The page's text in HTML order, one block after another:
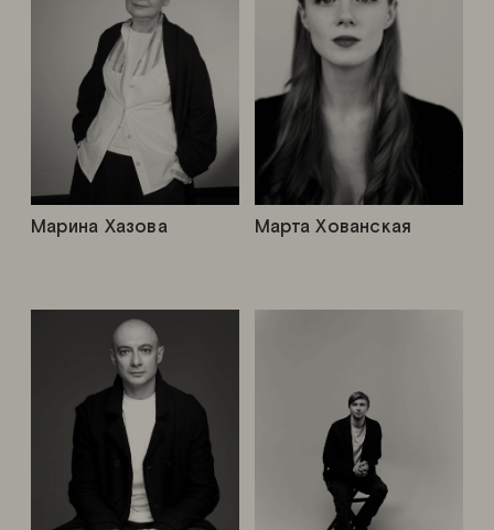
Марина Хазова Марта Хованская